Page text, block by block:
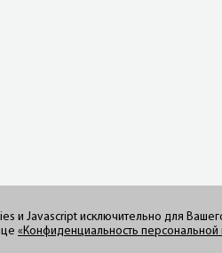
и Javascript исключительно для
«Конфиденциальность